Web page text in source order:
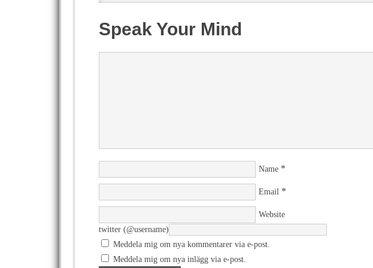
Speak Your Mind
Name *
Email *
Website
twitter (@username)
Meddela mig om nya kommentarer via e-post.
Meddela mig om nya inlägg via e-post.